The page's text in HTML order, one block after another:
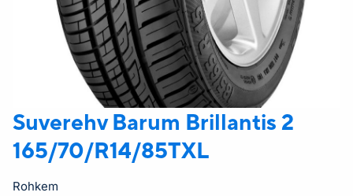
Suverehv Barum Brillantis 2
165/70/R14/85TXL
Rohkem